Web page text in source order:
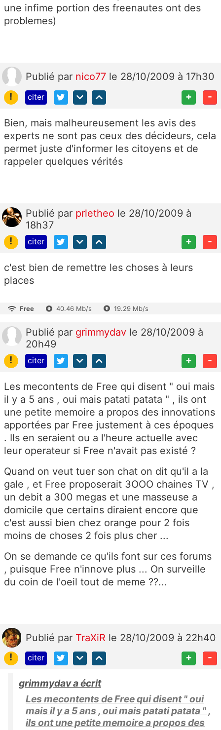
une infime portion des freenautes ont des
problemes)
Publié par nico77 le 28/10/2009 à 17h30
!
citer + -
Bien, mais malheureusement les avis des
experts ne sont pas ceux des décideurs, cela
permet juste d'informer les citoyens et de
rappeler quelques vérités
Publié par prletheo le 28/10/2009 à
18h37
!
citer + -
c'est bien de remettre les choses à leurs
places
Free 40.46 Mb/s 19.29 Mb/s
Publié par grimmydav le 28/10/2009 à
20h49
!
citer + -
Les mecontents de Free qui disent " oui mais
il y a 5 ans , oui mais patati patata " , ils ont
une petite memoire a propos des innovations
apportées par Free justement à ces époques
. Ils en seraient ou a l'heure actuelle avec
leur operateur si Free n'avait pas existé ?
Quand on veut tuer son chat on dit qu'il a la
gale , et Free proposerait 3OOO chaines TV ,
un debit a 300 megas et une masseuse a
domicile que certains diraient encore que
c'est aussi bien chez orange pour 2 fois
moins de choses 2 fois plus cher ...
On se demande ce qu'ils font sur ces forums
, puisque Free n'innove plus ... On surveille
du coin de l'oeil tout de meme ??...
Publié par TraXiR le 28/10/2009 à 22h40
!
citer + -
grimmydav a écrit
Les mecontents de Free qui disent " oui
mais il y a 5 ans , oui mais patati patata " ,
ils ont une petite memoire a propos des